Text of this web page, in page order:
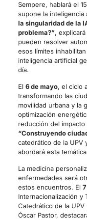
Sempere, hablará el
supone la inteligencia
la singularidad de la
problema?”,
pueden resolver
esos límites
inteligencia artificial
día.
El 6 de mayo, el ciclo
transformando las
movilidad urbana y la
optimización
reducción del
“Construyendo
catedrático de la UPV
abordará esta
La medicina
enfermedades será
estos encuentros. El
Internacionalización y
Catedrático de la UPV
Óscar Pastor,